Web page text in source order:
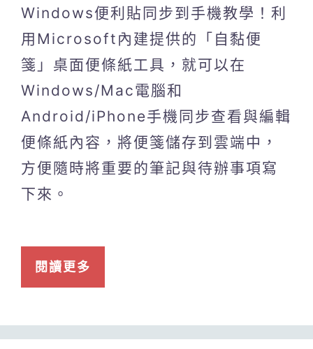
Windows便利貼同步到手機教學！利
用Microsoft內建提供的「自黏便
箋」桌面便條紙工具，就可以在
Windows/Mac電腦和
Android/iPhone手機同步查看與編輯
便條紙內容，將便箋儲存到雲端中，
方便隨時將重要的筆記與待辦事項寫
下來。
閱讀更多